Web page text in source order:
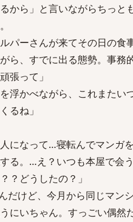
から」と言いながらちっ
パーさんが来てその日の食
ら、すでに出る態勢。事務
張って」
浮かべながら、これまたい
るね」
になって…寝転んでマンガ
る。…え？いつも本屋で会
？どうしたの？」
だけど、今月から同じマン
にいちゃん。すっごい偶然